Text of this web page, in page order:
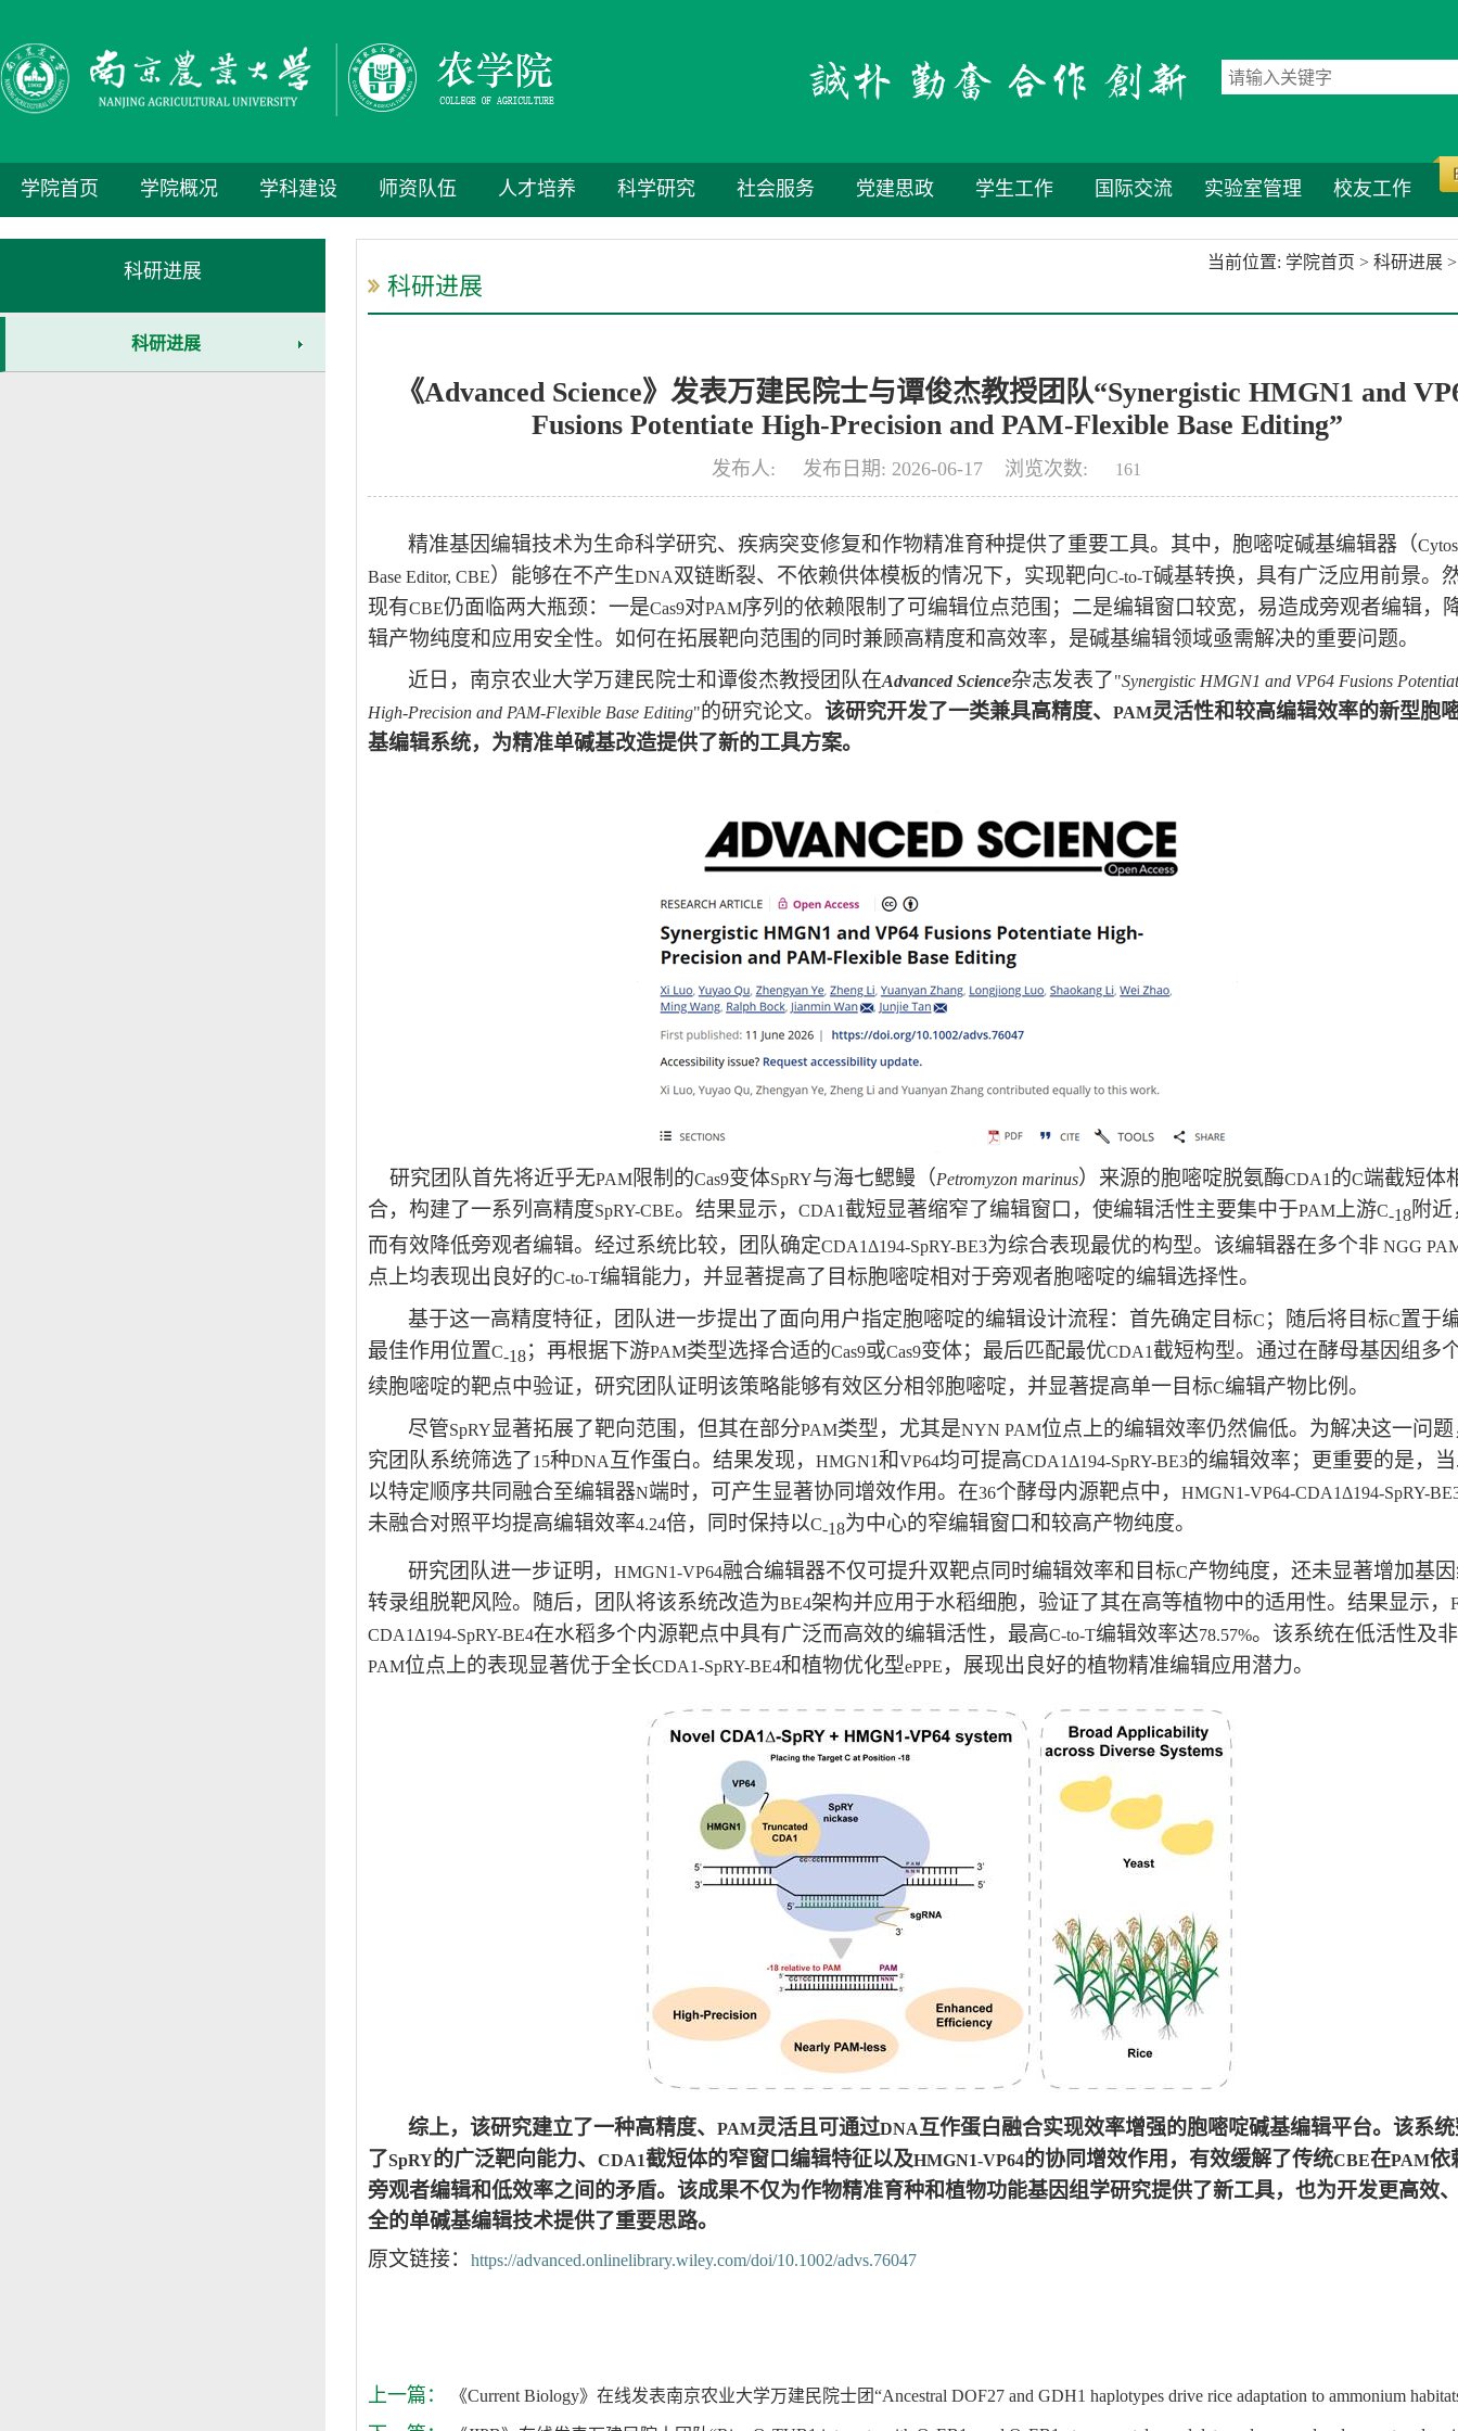
学院首页 学院概况 学科建设 师资队伍 人才培养 科学研究 社会服务 党建思政 学生工作 国际交流 实验室管理 校友工作
科研进展
科研进展
当前位置: 学院首页 > 科研进展
科研进展
《Advanced Science》发表万建民院士与谭俊杰教授团队“Synergistic HMGN1 and
Fusions Potentiate High-Precision and PAM-Flexible Base Editing”
发布人: 发布日期: 2026-06-17 浏览次数: 161
精准基因编辑技术为生命科学研究、疾病突变修复和作物精准育种提供了重要工具。其中，胞嘧啶碱基编辑器（
Base Editor, CBE）能够在不产生DNA双链断裂、不依赖供体模板的情况下，实现靶向C-to-T碱基转换，具有广泛应用前景。
现有CBE仍面临两大瓶颈：一是Cas9对PAM序列的依赖限制了可编辑位点范围；二是编辑窗口较宽，易造成旁观者编辑，
辑产物纯度和应用安全性。如何在拓展靶向范围的同时兼顾高精度和高效率，是碱基编辑领域亟需解决的重要问题。
近日，南京农业大学万建民院士和谭俊杰教授团队在Advanced Science杂志发表了"Synergistic HMGN1 and VP64 Fusions
High-Precision and PAM-Flexible Base Editing"的研究论文。 该研究开发了一类兼具高精度、 PAM灵活性和较高编辑效率的新型胞
基编辑系统，为精准单碱基改造提供了新的工具方案。
研究团队首先将近乎无PAM 限制的Cas9变体SpRY与海七鳃鳗（Petromyzon marinus）来源的胞嘧啶脱氨酶CDA1 的C端截短体
合，构建了一系列高精度SpRY-CBE。结果显示， CDA1 截短显著缩窄了编辑窗口，使编辑活性主要集中于PAM 上游C-18附
而有效降低旁观者编辑。经过系统比较，团队确定CDA1Δ194-SpRY-BE3为综合表现最优的构型。该编辑器在多个非 NGG
点上均表现出良好的C-to-T编辑能力，并显著提高了目标胞嘧啶相对于旁观者胞嘧啶的编辑选择性。
基于这一高精度特征，团队进一步提出了面向用户指定胞嘧啶的编辑设计流程：首先确定目标C ；随后将目标C置于
最佳作用位置C-18；再根据下游PAM类型选择合适的Cas9或Cas9变体；最后匹配最优CDA1 截短构型。通过在酵母基因组多
续胞嘧啶的靶点中验证，研究团队证明该策略能够有效区分相邻胞嘧啶，并显著提高单一目标C编辑产物比例。
尽管SpRY显著拓展了靶向范围，但其在部分PAM类型，尤其是NYN PAM位点上的编辑效率仍然偏低。为解决这一问
究团队系统筛选了15种DNA互作蛋白。结果发现， HMGN1和VP64均可提高CDA1Δ194-SpRY-BE3的编辑效率；更重要的是，
以特定顺序共同融合至编辑器N端时，可产生显著协同增效作用。在36个酵母内源靶点中， HMGN1-VP64-CDA1Δ194-SpRY-
未融合对照平均提高编辑效率4.24倍，同时保持以C-18为中心的窄编辑窗口和较高产物纯度。
研究团队进一步证明， HMGN1-VP64融合编辑器不仅可提升双靶点同时编辑效率和目标C产物纯度，还未显著增加基
转录组脱靶风险。随后，团队将该系统改造为BE4架构并应用于水稻细胞，验证了其在高等植物中的适用性。结果显示，
CDA1Δ194-SpRY-BE4在水稻多个内源靶点中具有广泛而高效的编辑活性，最高C-to-T编辑效率达78.57%。该系统在低活性及非
PAM位点上的表现显著优于全长CDA1-SpRY-BE4和植物优化型ePPE ，展现出良好的植物精准编辑应用潜力。
综上，该研究建立了一种高精度、 PAM灵活且可通过DNA互作蛋白融合实现效率增强的胞嘧啶碱基编辑平台。该系
了SpRY的广泛靶向能力、 CDA1截短体的窄窗口编辑特征以及HMGN1-VP64的协同增效作用，有效缓解了传统CBE在PAM依
旁观者编辑和低效率之间的矛盾。该成果不仅为作物精准育种和植物功能基因组学研究提供了新工具，也为开发更高效
全的单碱基编辑技术提供了重要思路。
原文链接：
https://advanced.onlinelibrary.wiley.com/doi/10.1002/advs.76047
上一篇： 《Current Biology》在线发表南京农业大学万建民院士团“Ancestral DOF27 and GDH1 haplotypes drive rice adaptation to ammonium